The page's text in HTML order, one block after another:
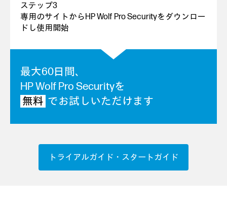
ステップ3
専用のサイトからHP Wolf Pro Securityをダウンロー
ドし使用開始
最大60日間、
HP Wolf Pro Securityを
無料 でお試しいただけます
トライアルガイド・スタートガイド